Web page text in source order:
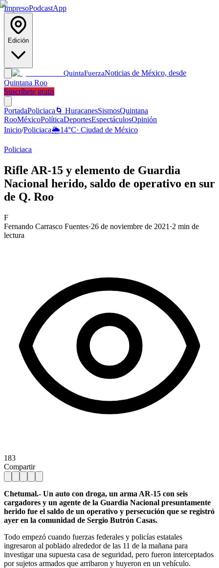
ImpresoPodcastApp
Edición
QuintaFuerzaNoticias de México, desde
Quintana Roo
Suscríbete gratis
PortadaPoliciaca 🌀 HuracanesSismosQuintana
RooMéxicoPolíticaDeportesEspectáculosOpinión
Inicio/Policiaca🌦️14°C· Ciudad de México
Policiaca
Rifle AR-15 y elemento de Guardia
Nacional herido, saldo de operativo en sur
de Q. Roo
F
Fernando Carrasco Fuentes·26 de noviembre de 2021 ·2 min de
lectura
183
Compartir
Chetumal.- Un auto con droga, un arma AR-15 con seis
cargadores y un agente de la Guardia Nacional presuntamente
herido fue el saldo de un operativo y persecución que se registró
ayer en la comunidad de Sergio Butrón Casas.
Todo empezó cuando fuerzas federales y policías estatales
ingresaron al poblado alrededor de las 11 de la mañana para
investigar una supuesta casa de seguridad, pero fueron interceptados
por sujetos armados que arribaron y huyeron en un vehículo.